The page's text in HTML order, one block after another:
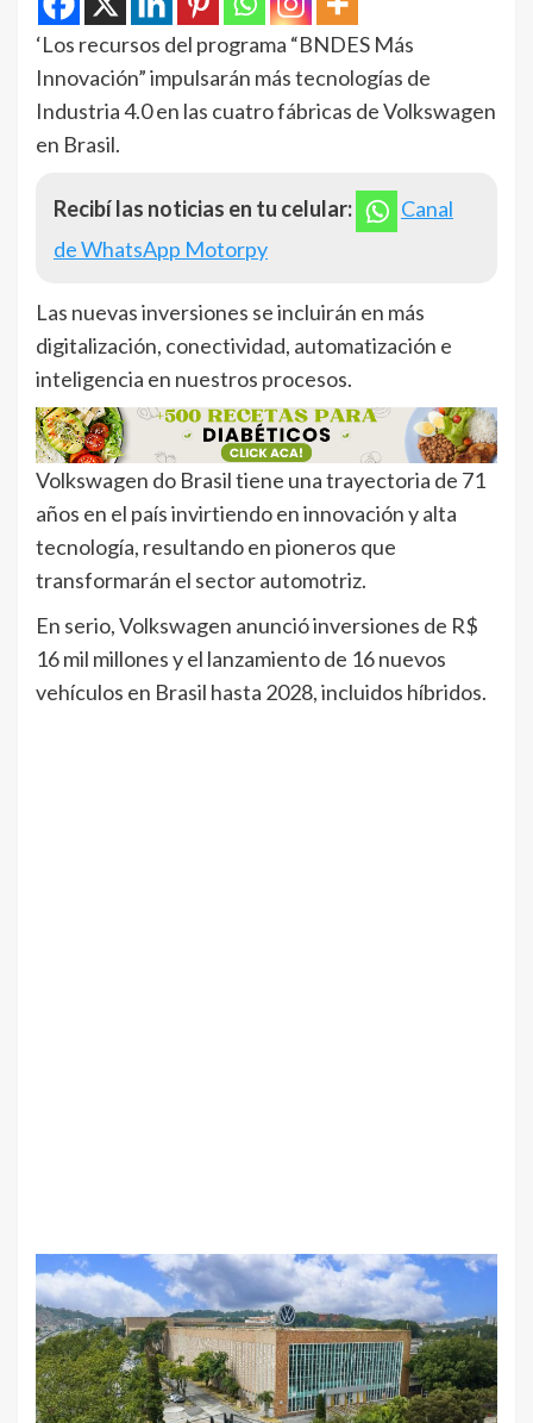
‘Los recursos del programa “BNDES Más
Innovación” impulsarán más tecnologías de
Industria 4.0 en las cuatro fábricas de Volkswagen
en Brasil.
Recibí las noticias en tu celular:
Canal
de WhatsApp Motorpy
Las nuevas inversiones se incluirán en más
digitalización, conectividad, automatización e
inteligencia en nuestros procesos.
Volkswagen do Brasil tiene una trayectoria de 71
años en el país invirtiendo en innovación y alta
tecnología, resultando en pioneros que
transformarán el sector automotriz.
En serio, Volkswagen anunció inversiones de R$
16 mil millones y el lanzamiento de 16 nuevos
vehículos en Brasil hasta 2028, incluidos híbridos.